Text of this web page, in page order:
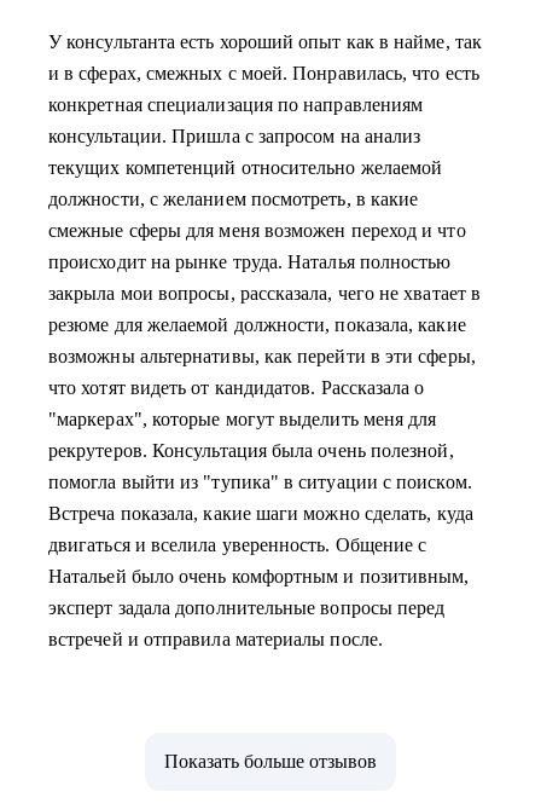
У консультанта есть хороший опыт как в найме, так
и в сферах, смежных с моей. Понравилась, что есть
конкретная специализация по направлениям
консультации. Пришла с запросом на анализ
текущих компетенций относительно желаемой
должности, с желанием посмотреть, в какие
смежные сферы для меня возможен переход и что
происходит на рынке труда. Наталья полностью
закрыла мои вопросы, рассказала, чего не хватает в
резюме для желаемой должности, показала, какие
возможны альтернативы, как перейти в эти сферы,
что хотят видеть от кандидатов. Рассказала о
"маркерах", которые могут выделить меня для
рекрутеров. Консультация была очень полезной,
помогла выйти из "тупика" в ситуации с поиском.
Встреча показала, какие шаги можно сделать, куда
двигаться и вселила уверенность. Общение с
Натальей было очень комфортным и позитивным,
эксперт задала дополнительные вопросы перед
встречей и отправила материалы после.
Показать больше отзывов